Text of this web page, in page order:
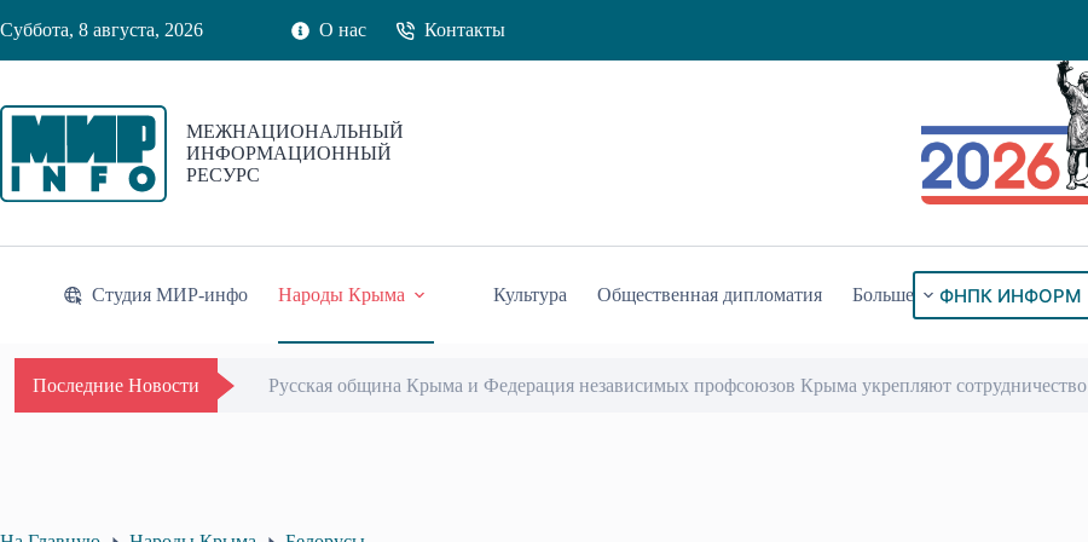
к
Суббота, 8 августа, 2026 О нас Контакты
МЕЖНАЦИОНАЛЬНЫЙ
ИНФОРМАЦИОННЫЙ
РЕСУРС
Студия МИР-инфо Народы Крыма Культура Общественная дипломатия Больше ФНПК ИНФОРМ
Последние Новости Русская община Крыма и Федерация независимых профсоюзов Крыма укрепляют сотрудничество